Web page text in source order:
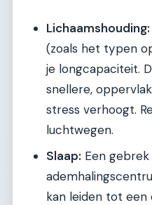
Lichaamshouding:
(zoals het typen
je longcapaciteit.
snellere,
stress verhoogt.
luchtwegen.
Slaap: Een
kan leiden tot